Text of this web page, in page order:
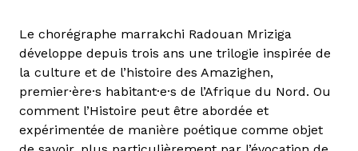
Le chorégraphe marrakchi Radouan Mriziga
développe depuis trois ans une trilogie inspirée de
la culture et de l’histoire des Amazighen,
premier·ère·s habitant·e·s de l’Afrique du Nord. Ou
comment l’Histoire peut être abordée et
expérimentée de manière poétique comme objet